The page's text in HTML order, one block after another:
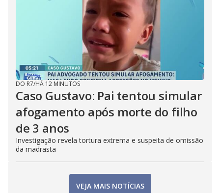
DO R7/HÁ 12 MINUTOS
Caso Gustavo: Pai tentou simular
afogamento após morte do filho
de 3 anos
Investigação revela tortura extrema e suspeita de omissão
da madrasta
VEJA MAIS NOTÍCIAS